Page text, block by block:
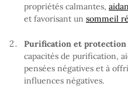
propriétés calmantes,
et favorisant un sommeil
Purification et protection
capacités de purification,
pensées négatives et à
influences négatives.